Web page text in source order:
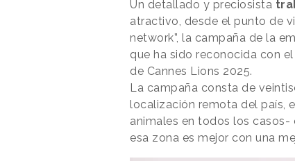
Un detallado y preciosista
atractivo, desde el punto de
network”, la campaña de la
que ha sido reconocida con
de Cannes Lions 2025.
La campaña consta de
localización remota del país,
animales en todos los casos-
esa zona es mejor con una